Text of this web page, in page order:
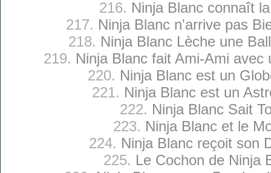
216. Ninja Blanc connaît
217. Ninja Blanc n'arrive pas
218. Ninja Blanc Lèche une
219. Ninja Blanc fait Ami-Ami avec
220. Ninja Blanc est un
221. Ninja Blanc est un
222. Ninja Blanc Sait
223. Ninja Blanc et le
224. Ninja Blanc reçoit son
225. Le Cochon de Ninja